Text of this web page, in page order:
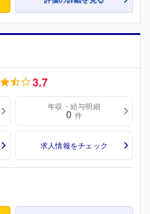
3.7
年収・給与明細
0 件
求人情報をチェック